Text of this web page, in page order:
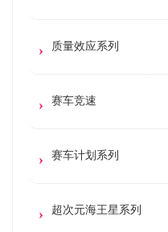
质量效应系列
赛车竞速
赛车计划系列
超次元海王星系列